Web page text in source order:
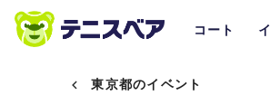
コート
東京都のイベント